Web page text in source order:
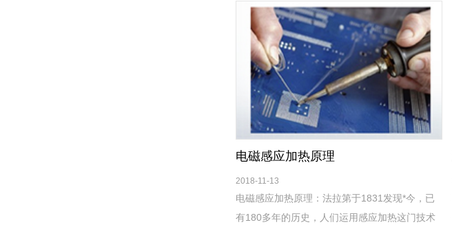
电磁感应加热原理
2018-11-13
电磁感应加热原理：法拉第于1831发现*今，已
有180多年的历史，人们运用感应加热这门技术